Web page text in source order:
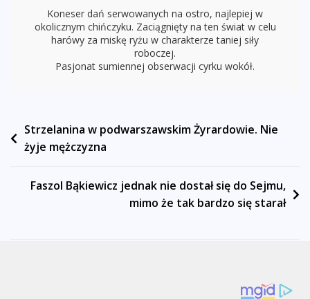
Koneser dań serwowanych na ostro, najlepiej w
okolicznym chińczyku. Zaciągnięty na ten świat w celu
harówy za miskę ryżu w charakterze taniej siły
roboczej.
Pasjonat sumiennej obserwacji cyrku wokół.
Nawigacja
wpisu
Strzelanina w podwarszawskim Żyrardowie. Nie
żyje mężczyzna
Faszol Bąkiewicz jednak nie dostał się do Sejmu,
mimo że tak bardzo się starał